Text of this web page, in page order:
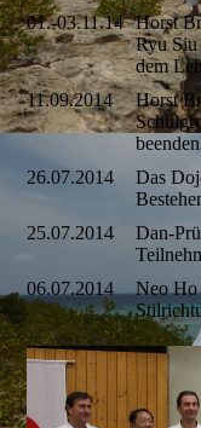
01.-03.11.14 Horst
Ryu
dem
11.09.2014
Horst
26.07.2014
Das
25.07.2014
Dan-
06.07.2014
Neo Ho